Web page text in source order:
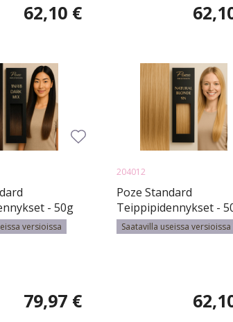
62,10 €
- 50g
Mix Balayage
versioissa
79,97 €
204012
Poze Standard
Teippipidennykset -
9N Natural Blonde -
40cm
Saatavilla useissa versioissa